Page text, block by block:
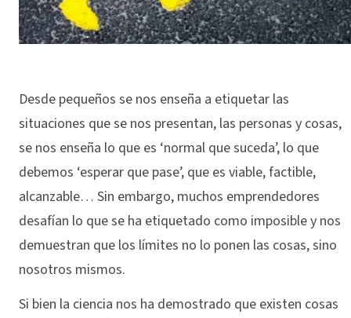
Desde pequeños se nos enseña a etiquetar las
situaciones que se nos presentan, las personas y cosas,
se nos enseña lo que es ‘normal que suceda’, lo que
debemos ‘esperar que pase’, que es viable, factible,
alcanzable… Sin embargo, muchos emprendedores
desafían lo que se ha etiquetado como imposible y nos
demuestran que los límites no lo ponen las cosas, sino
nosotros mismos.
Si bien la ciencia nos ha demostrado que existen cosas